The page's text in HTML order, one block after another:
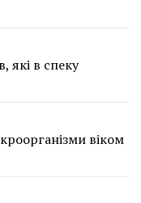
які в спеку
віком